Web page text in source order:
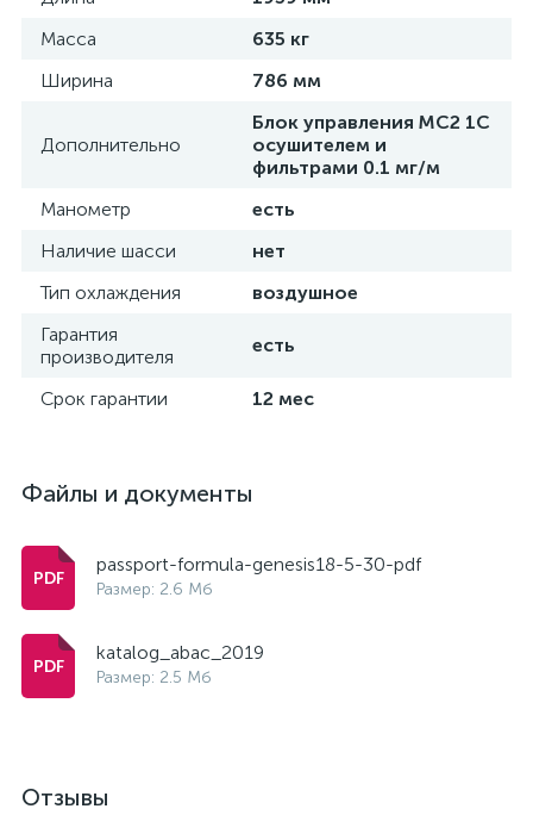
Масса
635 кг
Ширина
786 мм
Дополнительно
Блок управления MC2 1С
осушителем и
фильтрами 0.1 мг/м
Манометр
есть
Наличие шасси
нет
Тип охлаждения
воздушное
Гарантия
производителя
есть
Срок гарантии 12 мес
Файлы и документы
passport-formula-genesis18-5-30-pdf
Размер: 2.6 Мб
katalog_abac_2019
Размер: 2.5 Мб
Отзывы